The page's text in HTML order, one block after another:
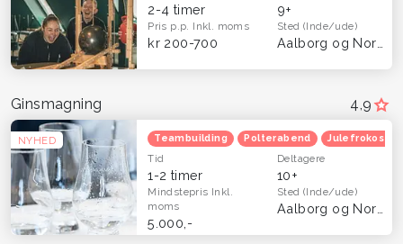
2-4 timer 9+
Pris p.p. Inkl. moms
kr 200-700
Sted(Inde/ude)
4,9
NYHED
Ginsmagning
Teambuilding Polterabend Julefrokost
Tid
1-2 timer
Deltagere
10+
Mindstepris Inkl.
moms
5.000,-
Sted(Inde/ude)